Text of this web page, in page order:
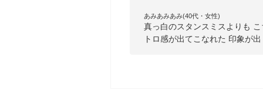
あみあみあみ(40代・女性)
真っ白のスタンスミスよりも
トロ感が出てこなれた 印象が